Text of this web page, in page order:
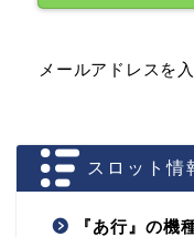
メールアドレスを
スロット情
『あ行』の機